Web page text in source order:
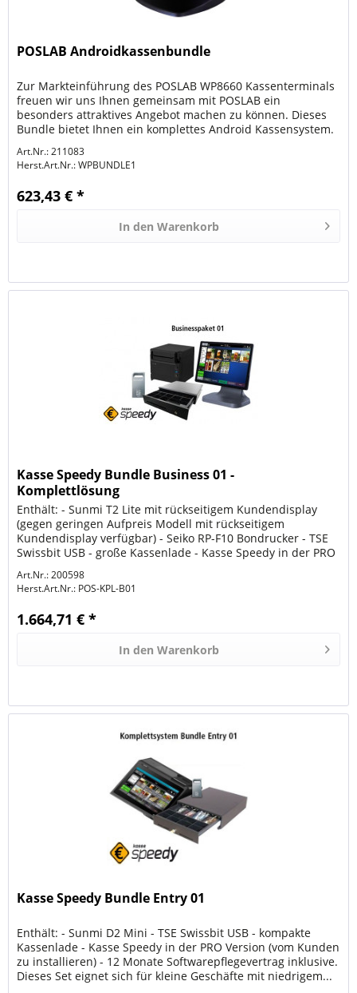
POSLAB Androidkassenbundle
Zur Markteinführung des POSLAB WP8660 Kassenterminals
freuen wir uns Ihnen gemeinsam mit POSLAB ein
besonders attraktives Angebot machen zu können. Dieses
Bundle bietet Ihnen ein komplettes Android Kassensystem.
Art.Nr.: 211083
Herst.Art.Nr.:WPBUNDLE1
623,43 € *
In den Warenkorb
Kasse Speedy Bundle Business 01 -
Komplettlösung
Enthält: - Sunmi T2 Lite mit rückseitigem Kundendisplay
(gegen geringen Aufpreis Modell mit rückseitigem
Kundendisplay verfügbar) - Seiko RP-F10 Bondrucker - TSE
Swissbit USB - große Kassenlade - Kasse Speedy in der PRO
Art.Nr.: 200598
Herst.Art.Nr.: POS-KPL-B01
1.664,71 € *
In den Warenkorb
Kasse Speedy Bundle Entry 01
Enthält: - Sunmi D2 Mini - TSE Swissbit USB - kompakte
Kassenlade - Kasse Speedy in der PRO Version (vom Kunden
zu installieren) - 12 Monate Softwarepflegevertrag inklusive.
Dieses Set eignet sich für kleine Geschäfte mit niedrigem...